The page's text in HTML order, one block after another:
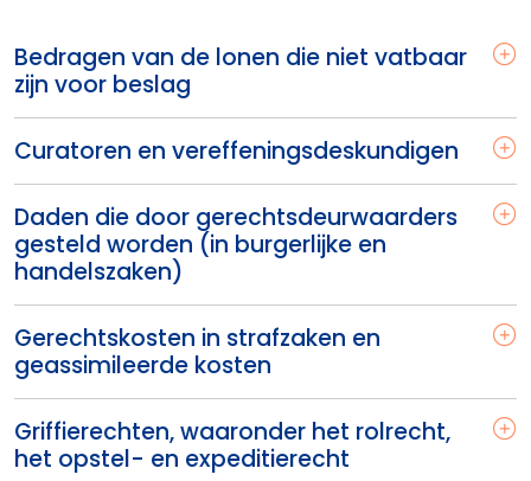
Bedragen van de lonen die niet vatbaar
zijn voor beslag
Curatoren en vereffeningsdeskundigen
Daden die door gerechtsdeurwaarders
gesteld worden (in burgerlijke en
handelszaken)
Gerechtskosten in strafzaken en
geassimileerde kosten
Griffierechten, waaronder het rolrecht,
het opstel- en expeditierecht